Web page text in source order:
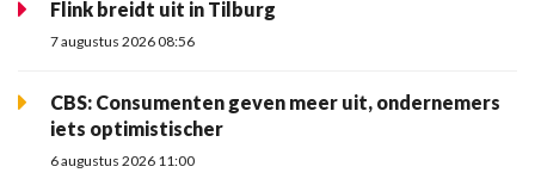
Flink breidt uit in Tilburg
7 augustus 2026 08:56
CBS: Consumenten geven meer uit, ondernemers
iets optimistischer
6 augustus 2026 11:00